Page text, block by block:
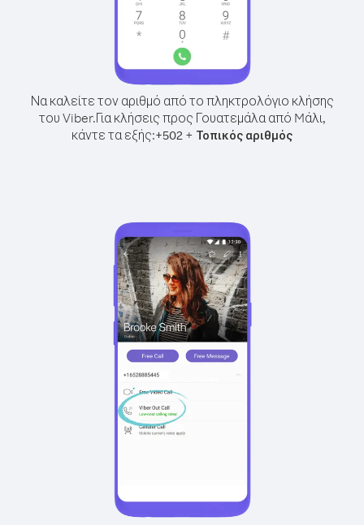
Να καλείτε τον αριθμό από το πληκτρολόγιο κλήσης
του Viber.Για κλήσεις προς Γουατεμάλα από Mάλι,
κάντε τα εξής:+502 + Τοπικός αριθμός